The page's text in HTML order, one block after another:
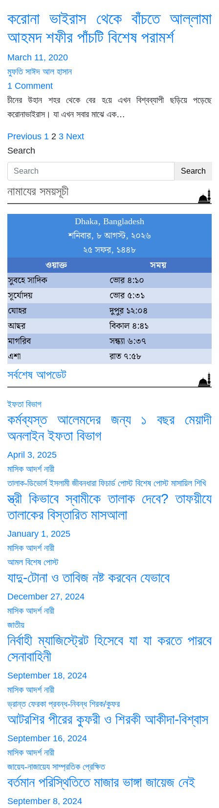
করোনা ভাইরাস থেকে বাঁচতে আল্লামা
আহমদ শফীর পাঁচটি বিশেষ পরামর্শ
March 11, 2020
মুফতি সাঈদ আল হাসান
1 Comment
চীনের উহান শহর থেকে বের হ‌য়ে এখন বিশ্বব্যাপী ছড়িয়ে পড়েছে
করোনাভাইরাস। যা এখন সবার মাঝে এক…
Posts
pagination
Previous 1 2 3 Next
Search
Search
নামাযের সময়সূচী
Dhaka, Bangladesh
শনিবার, ৮ আগস্ট, ২০২৬
২৫ সফর, ১৪৪৮
ওয়াক্ত
সময়
সুবহে সাদিক
ভোর ৪:১০
সূর্যোদয়
ভোর ৫:৩১
যোহর
দুপুর ১২:০৪
আছর
বিকাল ৪:৪১
মাগরিব
সন্ধ্যা ৬:৩৭
এশা
রাত ৭:৫৮
সর্বশেষ আপডেট
ইফতা বিভাগ
কর্মব্যস্ত আলেমদের জন্য ১ বছর মেয়াদী
অনলাইন ইফতা বিভাগ
April 3, 2025
মাসিক আদর্শ নারী
তালাক-ডিভোর্স ইসলামী জীবনধারা ফিচার্ড পোস্ট বিশেষ পোস্ট মাসায়িল শিখি
স্ত্রী কিভাবে স্বামীকে তালাক দেবে? তাফয়ীযে
তালাকের বিস্তারিত মাসআলা
January 1, 2025
মাসিক আদর্শ নারী
আমল বিশেষ পোস্ট
যাদু-টোনা ও তাবিজ নষ্ট করবেন যেভাবে
December 27, 2024
মাসিক আদর্শ নারী
জাতীয়
নির্বাহী ম্যাজিস্ট্রেট হিসেবে যা যা করতে পারবে
সেনাবাহিনী
September 18, 2024
মাসিক আদর্শ নারী
ভ্রান্ত ফেরকা প্রবন্ধ-নিবন্ধ শিরক/কুফর
আটরশির পীরের কুফরী ও শিরকী আকীদা-বিশ্বাস
September 16, 2024
মাসিক আদর্শ নারী
জায়েয-নাজায়েয সাম্প্রতিক প্রেক্ষিত
বর্তমান পরিস্থিতিতে মাজার ভাঙ্গা জায়েজ নেই
September 8, 2024